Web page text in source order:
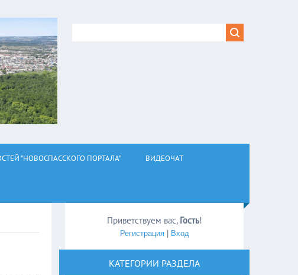
"НОВОСПАССКОГО ПОРТАЛА" ВИДЕОЧАТ
Приветствуем вас, Гость!
Регистрация| Вход
КАТЕГОРИИ РАЗДЕЛА